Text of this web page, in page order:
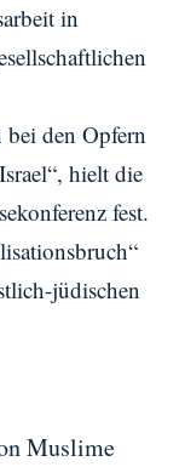
in
bei den Opfern
hielt die
fest.
jüdischen
Muslime